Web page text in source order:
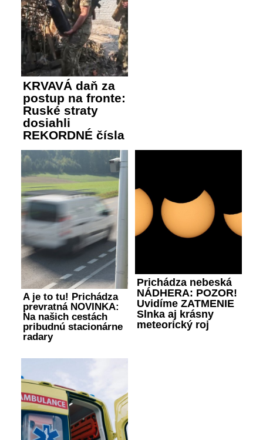
KRVAVÁ daň za
postup na fronte:
Ruské straty
dosiahli
REKORDNÉ čísla
A je to tu! Prichádza
prevratná NOVINKA:
Na našich cestách
pribudnú stacionárne
radary
Prichádza nebeská
NÁDHERA: POZOR!
Uvidíme ZATMENIE
Slnka aj krásny
meteorický roj